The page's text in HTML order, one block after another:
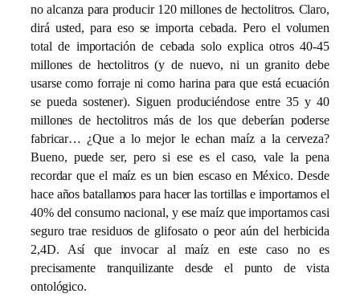
no alcanza para producir 120 millones de hectolitros. Claro,
dirá usted, para eso se importa cebada. Pero el volumen
total de importación de cebada solo explica otros 40-45
millones de hectolitros (y de nuevo, ni un granito debe
usarse como forraje ni como harina para que está ecuación
se pueda sostener). Siguen produciéndose entre 35 y 40
millones de hectolitros más de los que deberían poderse
fabricar… ¿Que a lo mejor le echan maíz a la cerveza?
Bueno, puede ser, pero si ese es el caso, vale la pena
recordar que el maíz es un bien escaso en México. Desde
hace años batallamos para hacer las tortillas e importamos el
40% del consumo nacional, y ese maíz que importamos casi
seguro trae residuos de glifosato o peor aún del herbicida
2,4D. Así que invocar al maíz en este caso no es
precisamente tranquilizante desde el punto de vista
ontológico.